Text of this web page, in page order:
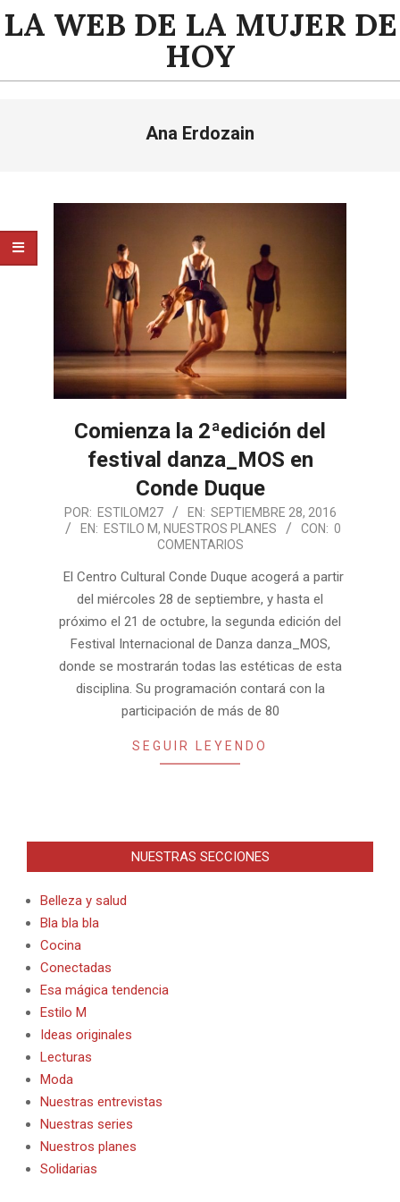
Saltar
alLA WEB DE LA MUJER DE
HOY
Ana Erdozain
Comienza la 2ªedición del
festival danza_MOS en
Conde Duque
2016-
09-
POR: ESTILOM27 EN: SEPTIEMBRE 28, 2016
EN: ESTILO M, NUESTROS PLANES CON: 0
COMENTARIOS
El Centro Cultural Conde Duque acogerá a partir
del miércoles 28 de septiembre, y hasta el
próximo el 21 de octubre, la segunda edición del
Festival Internacional de Danza danza_MOS,
donde se mostrarán todas las estéticas de esta
disciplina. Su programación contará con la
participación de más de 80
SEGUIR LEYENDO
NUESTRAS SECCIONES
Belleza y salud
Bla bla bla
Cocina
Conectadas
Esa mágica tendencia
Estilo M
Ideas originales
Lecturas
Moda
Nuestras entrevistas
Nuestras series
Nuestros planes
Solidarias